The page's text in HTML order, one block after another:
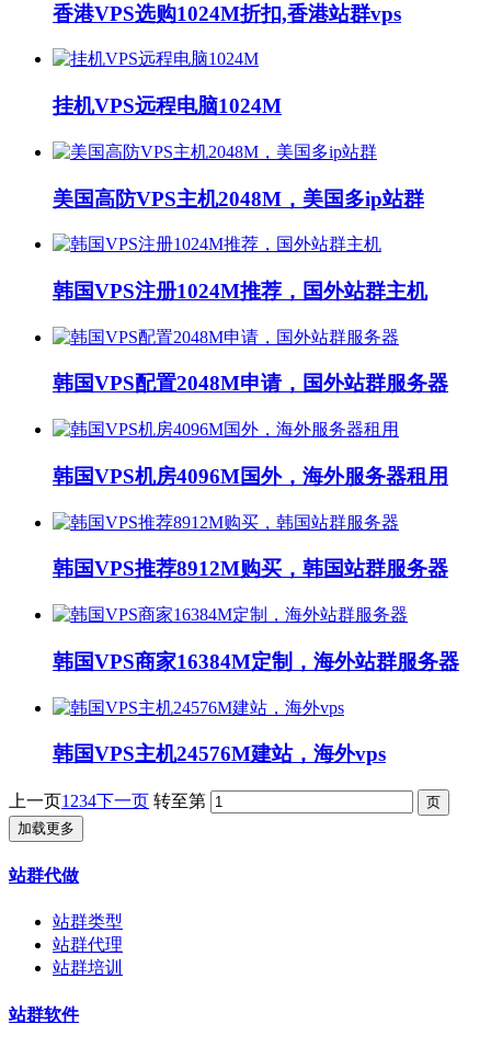
香港VPS选购1024M折扣,香港站群vps
挂机VPS远程电脑1024M
美国高防VPS主机2048M，美国多ip站群
韩国VPS注册1024M推荐，国外站群主机
韩国VPS配置2048M申请，国外站群服务器
韩国VPS机房4096M国外，海外服务器租用
韩国VPS推荐8912M购买，韩国站群服务器
韩国VPS商家16384M定制，海外站群服务器
韩国VPS主机24576M建站，海外vps
上一页1 234下一页 转至第
加载更多
站群代做
站群类型
站群代理
站群培训
站群软件